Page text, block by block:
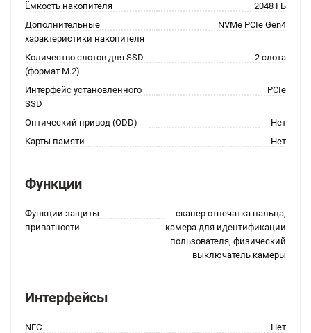
Ёмкость накопителя
2048 ГБ
Дополнительные
характеристики накопителя
NVMe PCIe Gen4
Количество слотов для SSD
(формат M.2)
2 слота
Интерфейс установленного
SSD
PCIe
Оптический привод (ODD)
Нет
Карты памяти
Нет
Функции
Функции защиты
приватности
сканер отпечатка пальца,
камера для идентификации
пользователя, физический
выключатель камеры
Интерфейсы
NFC
Нет